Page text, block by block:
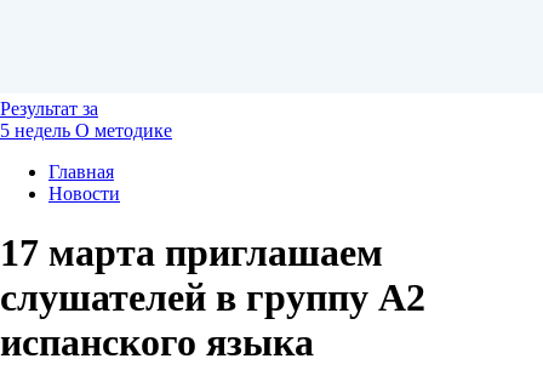
Результат за
5 недель О методике
Главная
Новости
17 марта приглашаем
слушателей в группу А2
испанского языка